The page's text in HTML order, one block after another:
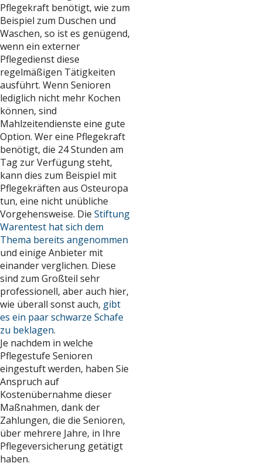
Pflegekraft benötigt, wie zum
Beispiel zum Duschen und
Waschen, so ist es genügend,
wenn ein externer
Pflegedienst diese
regelmäßigen Tätigkeiten
ausführt. Wenn Senioren
lediglich nicht mehr Kochen
können, sind
Mahlzeitendienste eine gute
Option. Wer eine Pflegekraft
benötigt, die 24 Stunden am
Tag zur Verfügung steht,
kann dies zum Beispiel mit
Pflegekräften aus Osteuropa
tun, eine nicht unübliche
Vorgehensweise. Die Stiftung
Warentest hat sich dem
Thema bereits angenommen
und einige Anbieter mit
einander verglichen. Diese
sind zum Großteil sehr
professionell, aber auch hier,
wie überall sonst auch, gibt
es ein paar schwarze Schafe
zu beklagen.
Je nachdem in welche
Pflegestufe Senioren
eingestuft werden, haben Sie
Anspruch auf
Kostenübernahme dieser
Maßnahmen, dank der
Zahlungen, die die Senioren,
über mehrere Jahre, in Ihre
Pflegeversicherung getätigt
haben.